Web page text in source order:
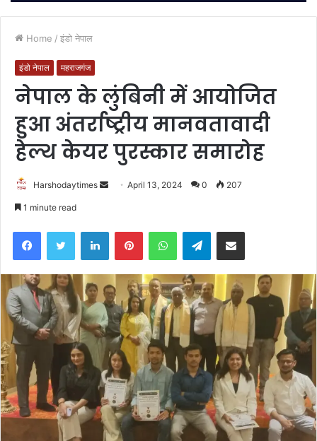
Home / इंडो नेपाल
इंडो नेपाल महराजगंज
नेपाल के लुंबिनी में आयोजित
हुआ अंतर्राष्ट्रीय मानवतावादी
हेल्थ केयर पुरस्कार समारोह
Harshodaytimes
SendApril 13, 2024 0 207
1 minute read
FacebookTwitter LinkedInPinterestWhatsAppTelegramShare via Email